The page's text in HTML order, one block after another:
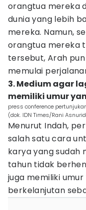
orangtua mereka
dunia yang lebih
mereka. Namun,
orangtua mereka
tersebut, Arah
memulai
3. Medium agar
memiliki umur
press conference
(dok. IDN Times/Rani
Menurut Indah,
salah satu cara
karya yang sudah
tahun tidak
juga memiliki
berkelanjutan